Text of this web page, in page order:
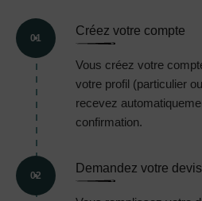
01
Créez votre compte
Vous créez votre
votre profil (particulier
recevez
confirmation.
02
Demandez votre devis